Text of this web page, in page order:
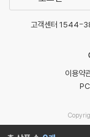
고객센터 1544-
이용약
MATOM16